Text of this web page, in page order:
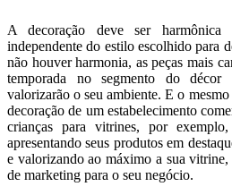
A decoração deve ser
independente do estilo escolhido para
não houver harmonia, as peças mais
temporada no segmento do
valorizarão o seu ambiente. E o
decoração de um estabelecimento
crianças para vitrines, por
apresentando seus produtos em
e valorizando ao máximo a sua
de marketing para o seu negócio.